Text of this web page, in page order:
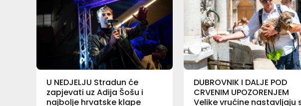
U NEDJELJU Stradun će
zapjevati uz Adija Šošu i
najbolje hrvatske klape
DUBROVNIK I DALJE POD
CRVENIM UPOZORENJEM
Velike vrućine nastavljaju